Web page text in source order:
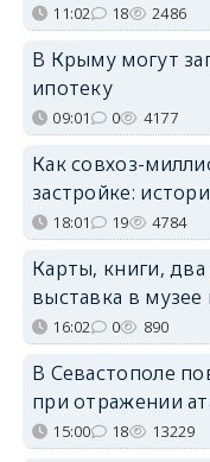
11:02 18 2486
В Крыму могут
ипотеку
09:01 0 4177
Как совхоз-
застройке:
18:01 19 4784
Карты, книги, два
выставка в
16:02 0 890
В Севастополе
при отражении
15:00 18 13229